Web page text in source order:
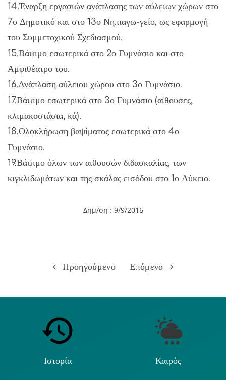
14.Έναρξη εργασιών ανάπλασης των αύλειων χώρων στο
7ο Δημοτικό και στο 13ο Νηπιαγω-γείο, ως εφαρμογή
του Συμμετοχικού Σχεδιασμού.
15.Βάψιμο εσωτερικά στο 2ο Γυμνάσιο και στο
Αμφιθέατρο του.
16.Ανάπλαση αύλειου χώρου στο 3ο Γυμνάσιο.
17.Βάψιμο εσωτερικά στο 3ο Γυμνάσιο (αίθουσες,
κλιμακοστάσια, κά).
18.Ολοκλήρωση βαψίματος εσωτερικά στο 4ο
Γυμνάσιο.
19.Βάψιμο όλων των αιθουσών διδασκαλίας, των
κιγκλιδωμάτων και της σκάλας εισόδου στο 1ο Λύκειο.
Δημ/ση : 9/9/2016
Προηγούμενο Επόμενο
Ιστορία Καιρός